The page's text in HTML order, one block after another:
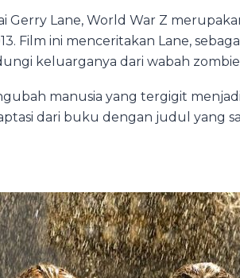
Gerry Lane, World War Z
Film ini menceritakan Lane,
keluarganya dari wabah
manusia yang tergigit
dari buku dengan judul yang